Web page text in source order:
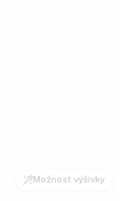
Možnost výšivky